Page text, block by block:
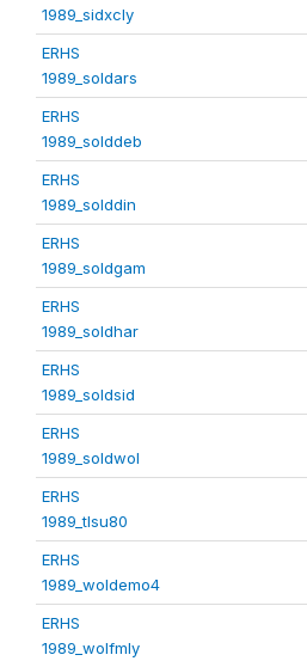
1989_sidxcly
ERHS
1989_soldars
ERHS
1989_solddeb
ERHS
1989_solddin
ERHS
1989_soldgam
ERHS
1989_soldhar
ERHS
1989_soldsid
ERHS
1989_soldwol
ERHS
1989_tlsu80
ERHS
1989_woldemo4
ERHS
1989_wolfmly